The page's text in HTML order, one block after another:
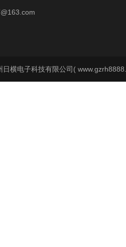
日横电子科技有限公司(